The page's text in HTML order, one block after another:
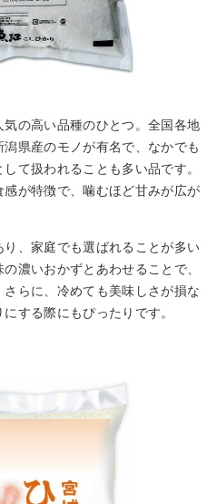
の高い品種のひとつ。全国各地
県産のモノが有名で、なかでも
て扱われることも多い品です。
が特徴で、噛むほど甘みが広が
、家庭でも選ばれることが多い
濃いおかずとあわせることで、
らに、冷めても美味しさが損な
する際にもぴったりです。